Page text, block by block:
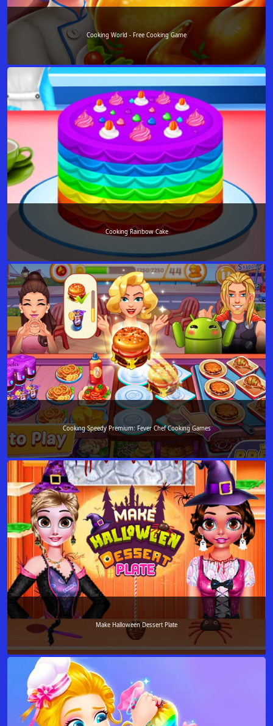
Cooking World - Free Cooking Game
Cooking Rainbow Cake
Cooking Speedy Premium: Fever Chef Cooking Games
Make Halloween Dessert Plate